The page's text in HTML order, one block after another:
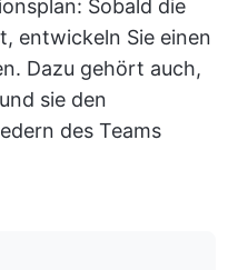
Sobald die
entwickeln Sie einen
Dazu gehört auch,
sie den
des Teams